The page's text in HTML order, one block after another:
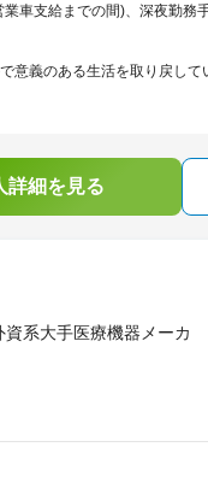
車支給までの間)、深夜勤務
意義のある生活を取り戻して
詳細を見る
系大手医療機器メーカ